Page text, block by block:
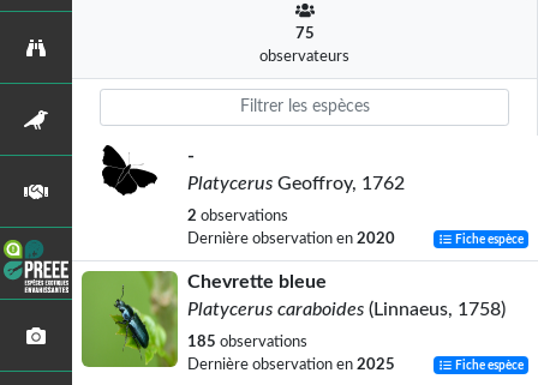
75
observateurs
-
Platycerus Geoffroy, 1762
2 observations
Dernière observation en 2020 Fiche espèce
Chevrette bleue
Platycerus caraboides (Linnaeus, 1758)
185 observations
Dernière observation en 2025 Fiche espèce